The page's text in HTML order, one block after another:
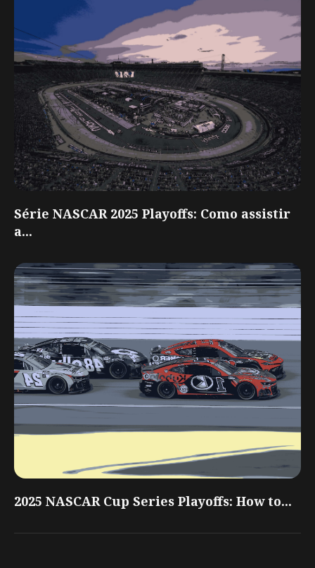
Série NASCAR 2025 Playoffs: Como assistir
a...
2025 NASCAR Cup Series Playoffs: How to...